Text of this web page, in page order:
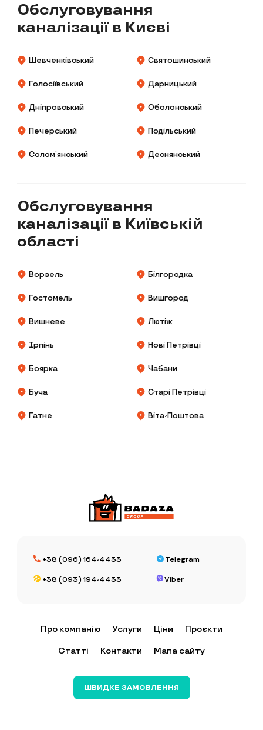
Обслуговування
каналізації в Києві
Шевченківський Святошинський
Голосіївський Дарницький
Дніпровський Оболонський
Печерський Подільський
Солом’янський Деснянський
Обслуговування
каналізації в Київській
області
Ворзель Білгородка
Гостомель Вишгород
Вишневе Лютіж
Ірпінь Нові Петрівці
Боярка Чабани
Буча Старі Петрівці
Гатне Віта-Поштова
+38 (096) 164-4433
+38 (093) 194-4433
Telegram
Viber
Про компанію Услуги Ціни Проєкти
Статті Контакти Мапа сайту
ШВИДКЕ ЗАМОВЛЕННЯ